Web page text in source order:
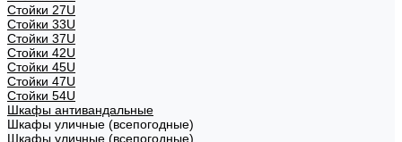
Стойки 27U
Стойки 33U
Стойки 37U
Стойки 42U
Стойки 45U
Стойки 47U
Стойки 54U
Шкафы антивандальные
Шкафы уличные (всепогодные)
Шкафы уличные (всепогодные)